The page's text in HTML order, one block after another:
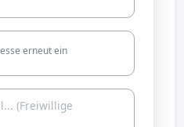
erneut ein